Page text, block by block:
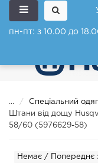
пн-пт: з 10.00 до
...
Спеціальний
Штани від дощу
58/60 (5976629-58)
Немає / Попереднє